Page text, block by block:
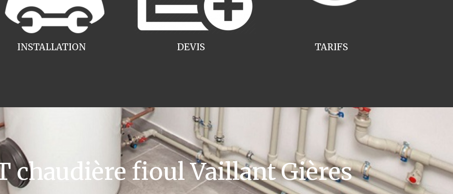
INSTALLATION TARIFS
DEVIS
chaudière fioul Vaillant Gières